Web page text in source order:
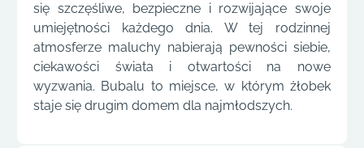
się szczęśliwe, bezpieczne i rozwijające swoje
umiejętności każdego dnia. W tej rodzinnej
atmosferze maluchy nabierają pewności siebie,
ciekawości świata i otwartości na nowe
wyzwania. Bubalu to miejsce, w którym żłobek
staje się drugim domem dla najmłodszych.